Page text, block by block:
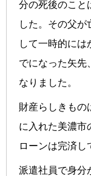
分の死後のこと
した。その父
して一時的には
でになった矢先
なりました。
財産らしきもの
に入れた美濃市
ローンは完済し
派遣社員で身分